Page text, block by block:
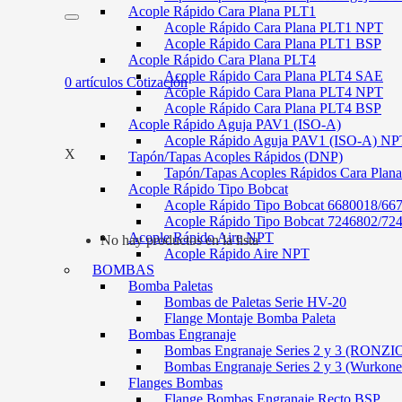
0 artículos Cotización
X
No hay productos en la lista
Acople Rápido Cara Plana PLT1
Acople Rápido Cara Plana PLT1 NPT
Acople Rápido Cara Plana PLT1 BSP
Acople Rápido Cara Plana PLT4
Acople Rápido Cara Plana PLT4 SAE
Acople Rápido Cara Plana PLT4 NPT
Acople Rápido Cara Plana PLT4 BSP
Acople Rápido Aguja PAV1 (ISO-A)
Acople Rápido Aguja PAV1 (ISO-A)
Tapón/Tapas Acoples Rápidos (DNP)
Tapón/Tapas Acoples Rápidos Cara
Acople Rápido Tipo Bobcat
Acople Rápido Tipo Bobcat 6680018/
Acople Rápido Tipo Bobcat 7246802/
Acople Rápido Aire NPT
Acople Rápido Aire NPT
BOMBAS
Bomba Paletas
Bombas de Paletas Serie HV-20
Flange Montaje Bomba Paleta
Bombas Engranaje
Bombas Engranaje Series 2 y 3
Bombas Engranaje Series 2 y 3
Flanges Bombas
Flange Bombas Engranaje Recto BSP